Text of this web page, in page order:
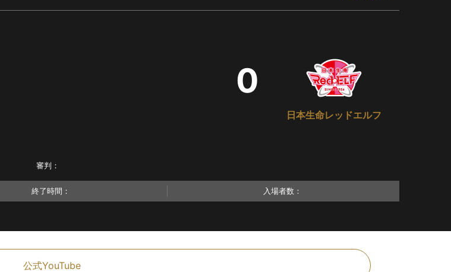
日本生命レッドエルフ
0
審判：
終了時間： 入場者数：
公式YouTube